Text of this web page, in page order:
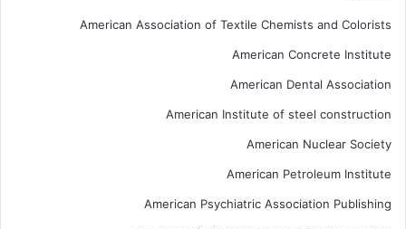
American Association of Textile Chemists and Colorists
American Concrete Institute
American Dental Association
American Institute of steel construction
American Nuclear Society
American Petroleum Institute
American Psychiatric Association Publishing